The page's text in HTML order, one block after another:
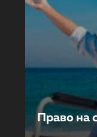
Право на